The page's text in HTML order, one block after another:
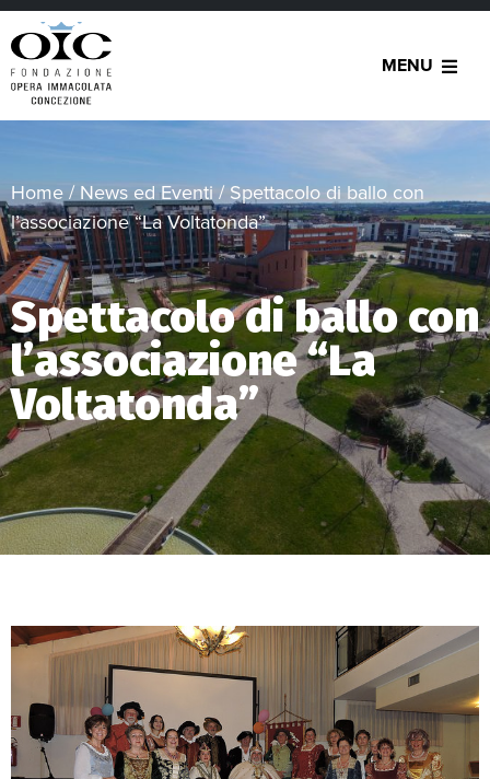
MENU
Home / News ed Eventi/ Spettacolo di ballo con
l’associazione “La Voltatonda”
Spettacolo di ballo con
l’associazione “La
Voltatonda”